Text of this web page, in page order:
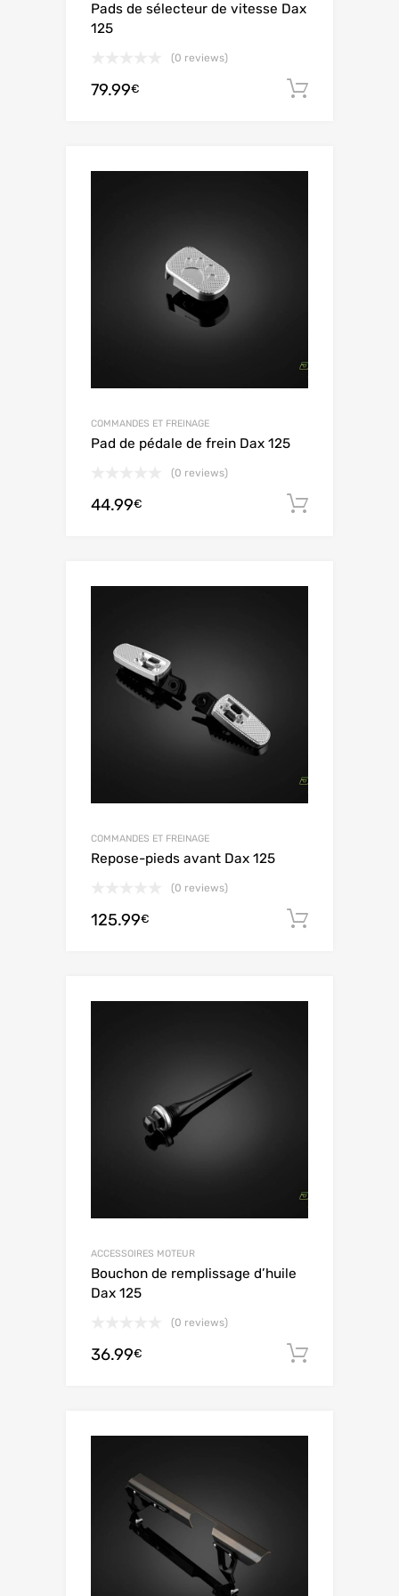
Pads de sélecteur de vitesse Dax
125
(0 reviews)
79.99€
COMMANDES ET FREINAGE
Pad de pédale de frein Dax 125
(0 reviews)
44.99€
COMMANDES ET FREINAGE
Repose-pieds avant Dax 125
(0 reviews)
125.99€
ACCESSOIRES MOTEUR
Bouchon de remplissage d’huile
Dax 125
(0 reviews)
36.99€